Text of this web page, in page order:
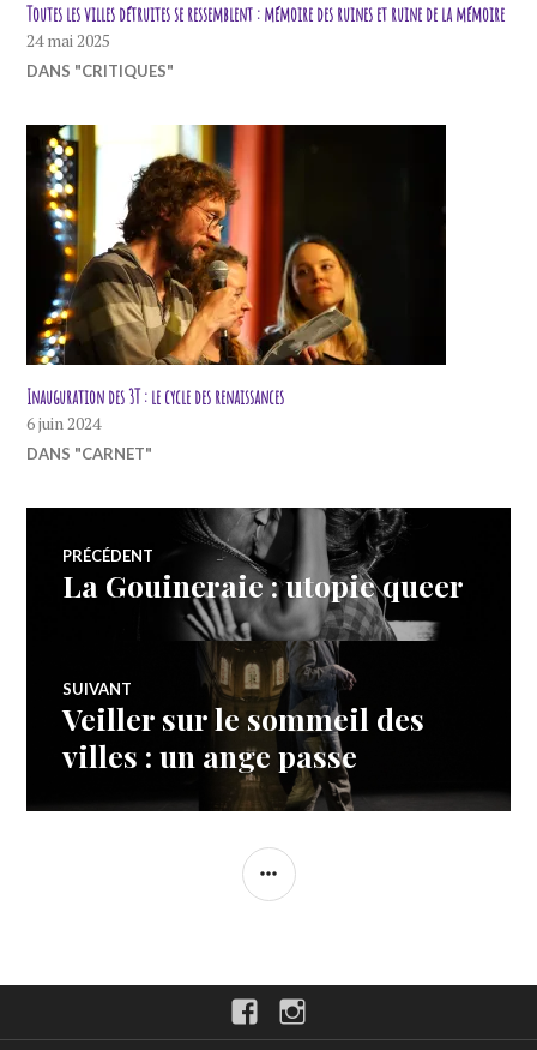
Toutes les villes détruites se ressemblent : mémoire des ruines et ruine de la mémoire
24 mai 2025
DANS "CRITIQUES"
Inauguration des 3T : le cycle des renaissances
6 juin 2024
DANS "CARNET"
Navigation
l’article
PRÉCÉDENT
Article
La Gouineraie : utopie queer
SUIVANT
Article
Suivant:
Veiller sur le sommeil des
villes : un ange passe
COLONNE
Facebook